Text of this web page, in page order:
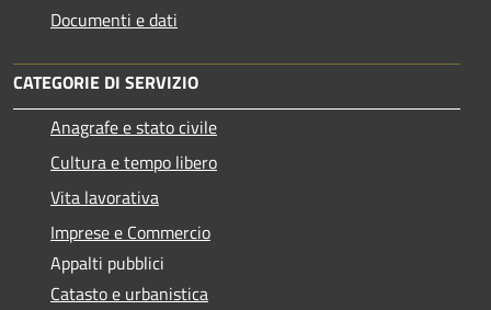
Documenti e dati
CATEGORIE DI SERVIZIO
Anagrafe e stato civile
Cultura e tempo libero
Vita lavorativa
Imprese e Commercio
Appalti pubblici
Catasto e urbanistica